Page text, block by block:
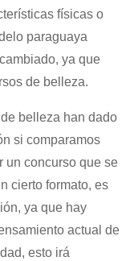
físicas o
paraguaya
ya que
de belleza.
belleza han dado
si comparamos
un concurso que se
cierto formato, es
ya que hay
actual de
esto irá